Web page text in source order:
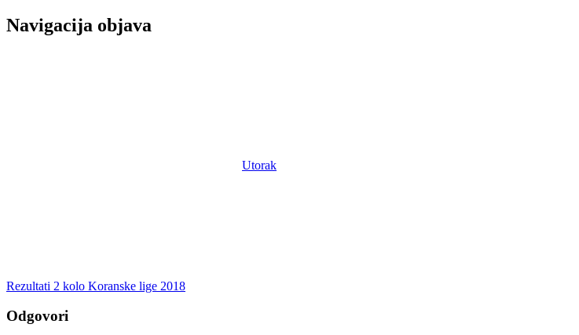
Navigacija objava
Utorak
Rezultati 2 kolo Koranske lige 2018
Odgovori